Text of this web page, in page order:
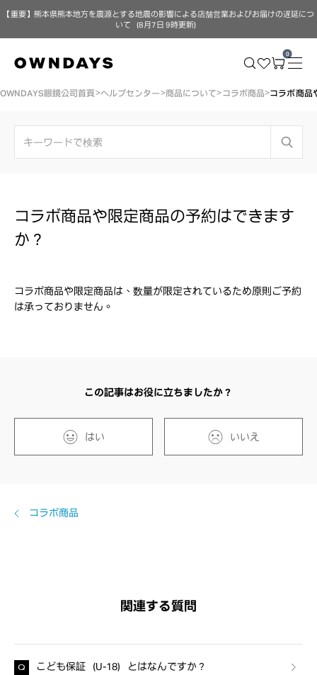
【重要】熊本県熊本地方を震源とする地震の影響による店舗営業およびお届けの遅延につ
いて（8月7日 9時更新）
0
OWNDAYS眼鏡公司首頁 ヘルプセンター 商品について コラボ商品 コラボ商品
コラボ商品や限定商品の予約はできます
か？
コラボ商品や限定商品は、数量が限定されているため原則ご予約
は承っておりません。
この記事はお役に立ちましたか？
はい いいえ
コラボ商品
関連する質問
こども保証（U-18）とはなんですか？